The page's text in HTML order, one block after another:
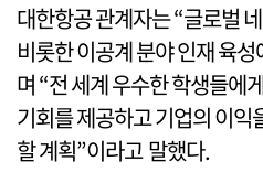
대한항공 관계자는 “글로벌
비롯한 이공계 분야 인재 육
며 “전 세계 우수한 학생들에
기회를 제공하고 기업의 이익
할 계획”이라고 말했다.